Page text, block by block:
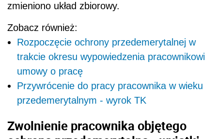
zmieniono układ zbiorowy.
Zobacz również:
Rozpoczęcie ochrony przedemerytalnej w
trakcie okresu wypowiedzenia pracownikowi
umowy o pracę
Przywrócenie do pracy pracownika w wieku
przedemerytalnym - wyrok TK
Zwolnienie pracownika objętego